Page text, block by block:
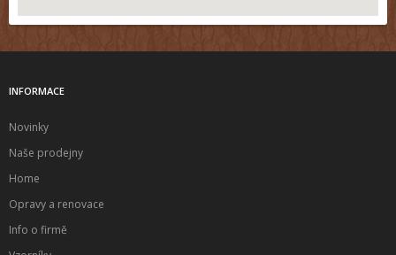
INFORMACE
Novinky
Naše prodejny
Home
Opravy a renovace
Info o firmě